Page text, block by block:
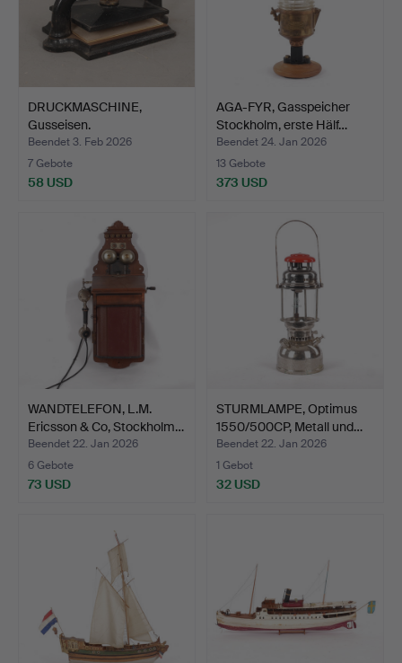
DRUCKMASCHINE,
Gusseisen.
Beendet 3. Feb 2026
7 Gebote
58 USD
AGA-FYR, Gasspeicher
Stockholm, erste Hälf…
Beendet 24. Jan 2026
13 Gebote
373 USD
WANDTELEFON, L.M.
Ericsson & Co, Stockholm…
Beendet 22. Jan 2026
6 Gebote
73 USD
STURMLAMPE, Optimus
1550/500CP, Metall und…
Beendet 22. Jan 2026
1 Gebot
32 USD